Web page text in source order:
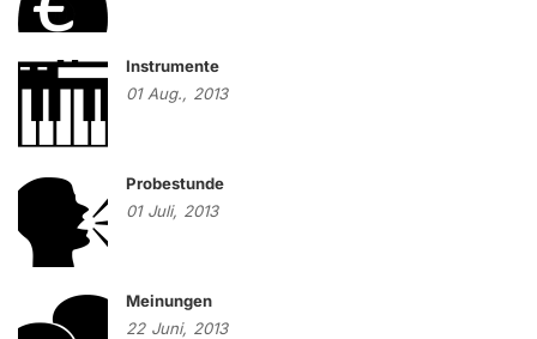
Instrumente
01 Aug., 2013
Probestunde
01 Juli, 2013
Meinungen
22 Juni, 2013